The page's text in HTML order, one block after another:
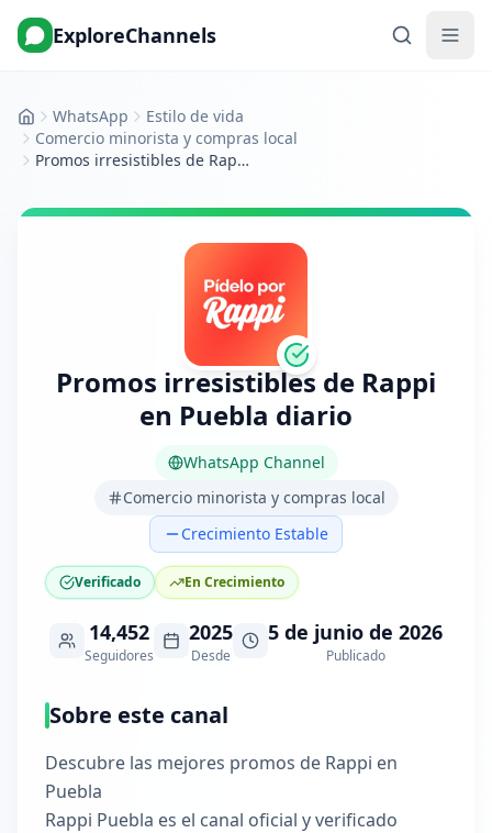
ExploreChannels
InicioWhatsApp
Estilo de vida
Comercio minorista y compras local
Promos irresistibles de Rappi en Puebla diario
Promos irresistibles de Rappi
en Puebla diario
WhatsApp Channel
Comercio minorista y compras local
Crecimiento Estable
Verificado En Crecimiento
14,452
Seguidores
2025
Desde
5 de junio de 2026
Publicado
Sobre este canal
Descubre las mejores promos de Rappi en
Puebla
Rappi Puebla es el canal oficial y verificado